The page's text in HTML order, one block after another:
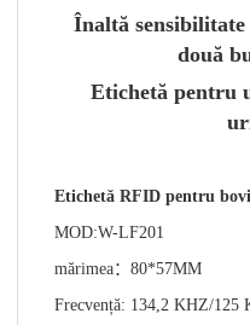
Înaltă
două
Etichetă pentru
Etichetă RFID pentru
MOD:W-LF201
mărimea：80*57MM
Frecvență: 134,2 KHZ/125